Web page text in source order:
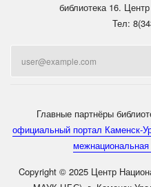
библиотека 16.
Тел:
Главные партнёры
официальный портал Каменск-
Copyright © 2025 Центр